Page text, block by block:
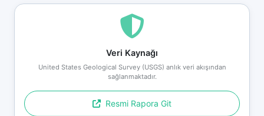
Veri Kaynağı
United States Geological Survey (USGS) anlık veri akışından
sağlanmaktadır.
Resmi Rapora Git